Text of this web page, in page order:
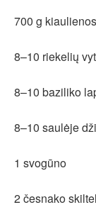
700 g
8–10 riekelių
8–10 baziliko
8–10 saulėje
1 svogūno
2 česnako